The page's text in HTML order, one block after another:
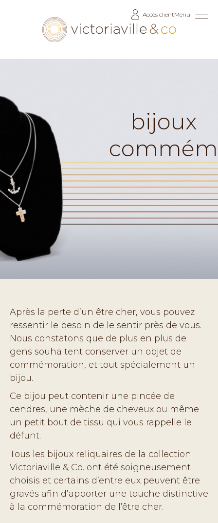
Accès clientMenu
bijoux
Après la perte d’un être cher, vous pouvez
ressentir le besoin de le sentir près de vous.
Nous constatons que de plus en plus de
gens souhaitent conserver un objet de
commémoration, et tout spécialement un
bijou.
Ce bijou peut contenir une pincée de
cendres, une mèche de cheveux ou même
un petit bout de tissu qui vous rappelle le
défunt.
Tous les bijoux reliquaires de la collection
Victoriaville & Co. ont été soigneusement
choisis et certains d’entre eux peuvent être
gravés afin d’apporter une touche distinctive
à la commémoration de l’être cher.